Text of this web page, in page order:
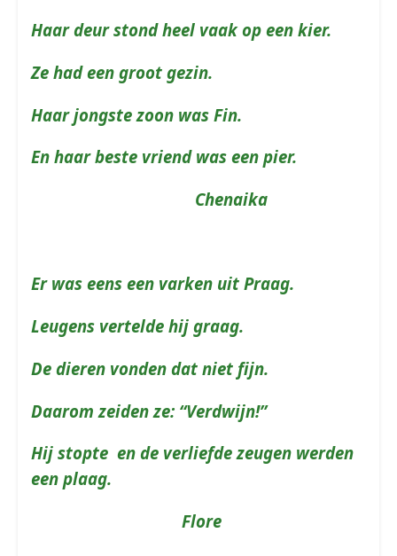
Haar deur stond heel vaak op een kier.
Ze had een groot gezin.
Haar jongste zoon was Fin.
En haar beste vriend was een pier.
Chenaika
Er was eens een varken uit Praag.
Leugens vertelde hij graag.
De dieren vonden dat niet fijn.
Daarom zeiden ze: “Verdwijn!”
Hij stopte en de verliefde zeugen werden
een plaag.
Flore